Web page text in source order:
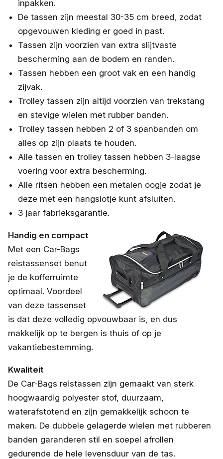
inpakken.
De tassen zijn meestal 30-35 cm breed, zodat
opgevouwen kleding er goed in past.
Tassen zijn voorzien van extra slijtvaste
bescherming aan de bodem en randen.
Tassen hebben een groot vak en een handig
zijvak.
Trolley tassen zijn altijd voorzien van trekstang
en stevige wielen met rubber banden.
Trolley tassen hebben 2 of 3 spanbanden om
alles op zijn plaats te houden.
Alle tassen en trolley tassen hebben 3-laagse
voering voor extra bescherming.
Alle ritsen hebben een metalen oogje zodat je
deze met een hangslotje kunt afsluiten.
3 jaar fabrieksgarantie.
Handig en compact
Met een Car-Bags
reistassenset benut
je de kofferruimte
optimaal. Voordeel
van deze tassenset
is dat deze volledig opvouwbaar is, en dus
makkelijk op te bergen is thuis of op je
vakantiebestemming.
Kwaliteit
De Car-Bags reistassen zijn gemaakt van sterk
hoogwaardig polyester stof, duurzaam,
waterafstotend en zijn gemakkelijk schoon te
maken. De dubbele gelagerde wielen met rubberen
banden garanderen stil en soepel afrollen
gedurende de hele levensduur van de tas.